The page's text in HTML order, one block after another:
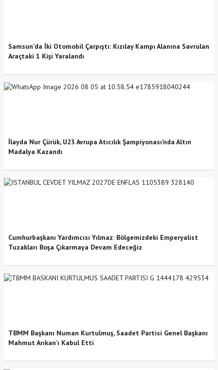
Samsun’da İki Otomobil Çarpıştı: Kızılay Kampı Alanına Savrulan
Araçtaki 1 Kişi Yaralandı
İlayda Nur Çürük, U23 Avrupa Atıcılık Şampiyonası’nda Altın
Madalya Kazandı
Cumhurbaşkanı Yardımcısı Yılmaz: Bölgemizdeki Emperyalist
Tuzakları Boşa Çıkarmaya Devam Edeceğiz
TBMM Başkanı Numan Kurtulmuş, Saadet Partisi Genel Başkanı
Mahmut Arıkan’ı Kabul Etti